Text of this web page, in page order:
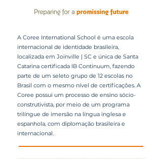
A Coree International School é uma escola
internacional de identidade brasileira,
localizada em Joinville | SC e única de Santa
Catarina certificada IB Continuum, fazendo
parte de um seleto grupo de 12 escolas no
Brasil com o mesmo nível de certificações. A
Coree possui um processo de ensino sócio-
construtivista, por meio de um programa
trilíngue de imersão na língua inglesa e
espanhola, com diplomação brasileira e
internacional.